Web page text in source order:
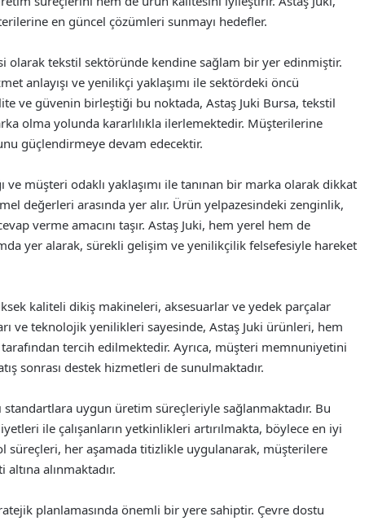
en güncel çözümleri sunmayı hedefler.
olarak tekstil sektöründe kendine sağlam bir yer edinmiştir.
anlayışı ve yenilikçi yaklaşımı ile sektördeki öncü
ve güvenin birleştiği bu noktada, Astaş Juki Bursa, tekstil
olma yolunda kararlılıkla ilerlemektedir. Müşterilerine
güçlendirmeye devam edecektir.
ve müşteri odaklı yaklaşımı ile tanınan bir marka olarak dikkat
değerleri arasında yer alır. Ürün yelpazesindeki zenginlik,
verme amacını taşır. Astaş Juki, hem yerel hem de
yer alarak, sürekli gelişim ve yenilikçilik felsefesiyle hareket
kaliteli dikiş makineleri, aksesuarlar ve yedek parçalar
ve teknolojik yenilikleri sayesinde, Astaş Juki ürünleri, hem
tercih edilmektedir. Ayrıca, müşteri memnuniyetini
sonrası destek hizmetleri de sunulmaktadır.
standartlara uygun üretim süreçleriyle sağlanmaktadır. Bu
ile çalışanların yetkinlikleri artırılmakta, böylece en iyi
süreçleri, her aşamada titizlikle uygulanarak, müşterilere
alınmaktadır.
planlamasında önemli bir yere sahiptir. Çevre dostu